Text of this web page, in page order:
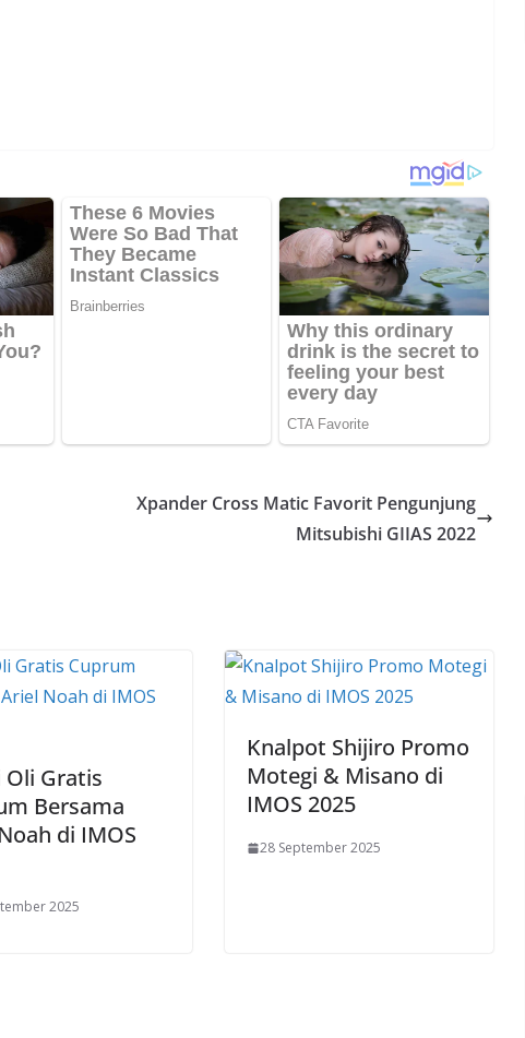
Xpander Cross Matic Favorit Pengunjung
Mitsubishi GIIAS 2022
Oli Gratis
Bersama
di IMOS
2025
Knalpot Shijiro Promo
Motegi & Misano di
IMOS 2025
28 September 2025